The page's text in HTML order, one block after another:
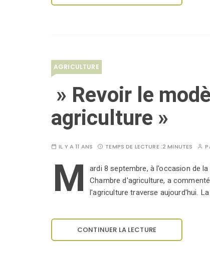
AGRICULTURE
» Revoir le
agriculture »
IL Y A 11 ANS TEMPS DE LECTURE :2 MINUTES
M ardi 8 septembre, à l'occasion de
Chambre d'agriculture, a
l'agriculture traverse aujourd'hui.
CONTINUER LA LECTURE